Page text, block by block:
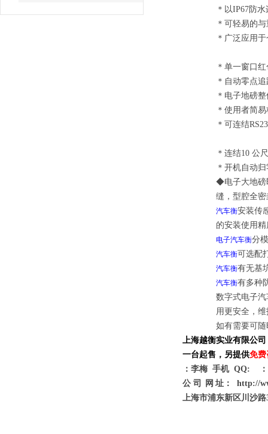
＊以IP67防
＊可轻易的
＊广泛应用
＊单一窗口
＊自动零点
＊电子地磅
＊使用者简
＊可连结
＊连结10 公
＊开机自动
◆电子大地磅
缝，型腔全
汽车衡安装传
的安装使用
电子汽车衡分
汽车衡可选配
汽车衡有无基
汽车衡有多种
数字式电子
用更安全，
如有需要可随
上海越衡实业有限公司
一台起售，另提供免费
：李梅 手机 QQ: ：
公 司 网 址： http://
上海市浦东新区川沙路